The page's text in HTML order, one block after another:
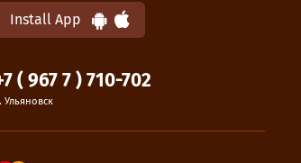
Install App
( 967 7 ) 710-702
Ульяновск